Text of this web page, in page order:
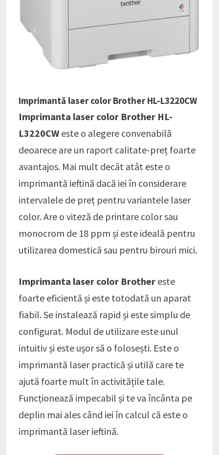
Imprimantă laser color Brother HL-L3220CW
Imprimanta laser color Brother HL-
L3220CW este o alegere convenabilă
deoarece are un raport calitate-preț foarte
avantajos. Mai mult decât atât este o
imprimantă ieftină dacă iei în considerare
intervalele de preț pentru variantele laser
color. Are o viteză de printare color sau
monocrom de 18 ppm și este ideală pentru
utilizarea domestică sau pentru birouri mici.
Imprimanta laser color Brother este
foarte eficientă și este totodată un aparat
fiabil. Se instalează rapid și este simplu de
configurat. Modul de utilizare este unul
intuitiv și este ușor să o folosești. Este o
imprimantă laser practică și utilă care te
ajută foarte mult în activitățile tale.
Funcționează impecabil și te va încânta pe
deplin mai ales când iei în calcul că este o
imprimantă laser ieftină.